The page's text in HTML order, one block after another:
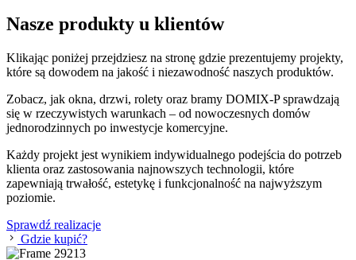
Nasze produkty u klientów
Klikając poniżej przejdziesz na stronę gdzie prezentujemy projekty,
które są dowodem na jakość i niezawodność naszych produktów.
Zobacz, jak okna, drzwi, rolety oraz bramy DOMIX-P sprawdzają
się w rzeczywistych warunkach – od nowoczesnych domów
jednorodzinnych po inwestycje komercyjne.
Każdy projekt jest wynikiem indywidualnego podejścia do potrzeb
klienta oraz zastosowania najnowszych technologii, które
zapewniają trwałość, estetykę i funkcjonalność na najwyższym
poziomie.
Sprawdź realizacje
Gdzie kupić?